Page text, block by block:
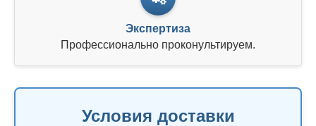
Экспертиза
Профессионально проконультируем.
Условия доставки